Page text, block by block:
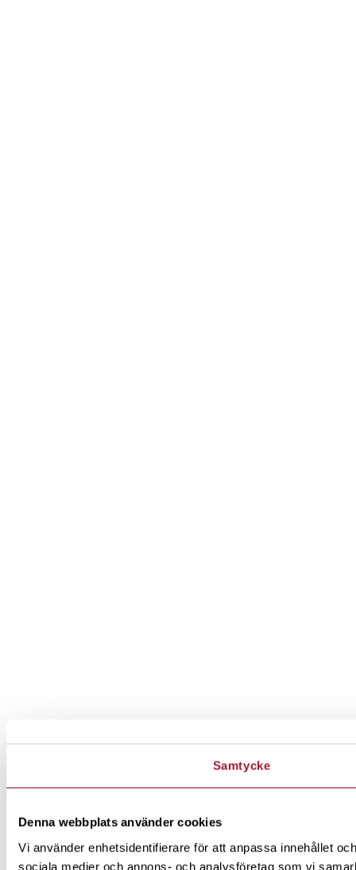
Samtycke
Denna webbplats använder cookies
Vi använder enhetsidentifierare för att anpassa innehållet
sociala medier och annons- och analysföretag som vi